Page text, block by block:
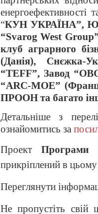
енергоефективності
“КУН УКРАЇНА”,
“Svarog West Group
клуб аграрного
(Данія), Снєжка-
“TEFF”, Завод “
“ARC-MOE”
ПРООН та багато
Детальніше з
ознайомитись за
Проект Програми
прикріплений в
Переглянути
Не пропустіть